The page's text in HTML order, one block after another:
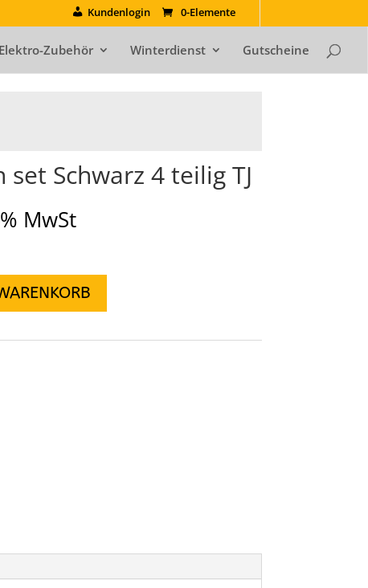
Kundenlogin 0-Elemente
Elektro-Zubehör Winterdienst Gutscheine
Schwarz 4 teilig TJ
MwSt